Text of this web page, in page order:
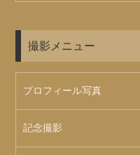
撮影メニュー
プロフィール写真
記念撮影